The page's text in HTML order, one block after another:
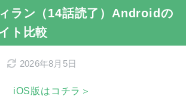
ラン（14話読了）Androidの
ト比較
2026年8月5日
iOS版はコチラ＞